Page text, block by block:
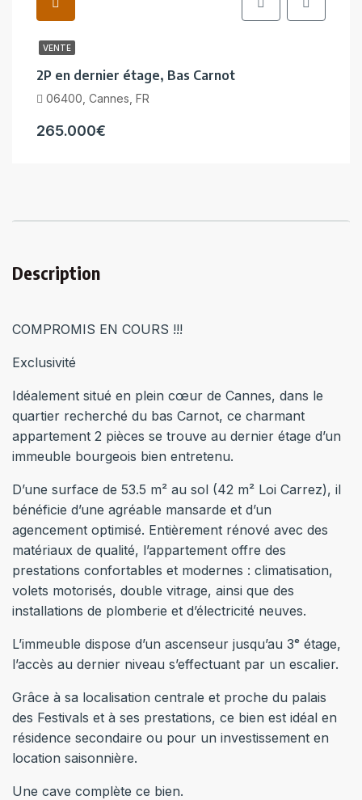
VENTE
2P en dernier étage, Bas Carnot
06400, Cannes, FR
265.000€
Description
COMPROMIS EN COURS !!!
Exclusivité
Idéalement situé en plein cœur de Cannes, dans le
quartier recherché du bas Carnot, ce charmant
appartement 2 pièces se trouve au dernier étage d’un
immeuble bourgeois bien entretenu.
D’une surface de 53.5 m² au sol (42 m² Loi Carrez), il
bénéficie d’une agréable mansarde et d’un
agencement optimisé. Entièrement rénové avec des
matériaux de qualité, l’appartement offre des
prestations confortables et modernes : climatisation,
volets motorisés, double vitrage, ainsi que des
installations de plomberie et d’électricité neuves.
L’immeuble dispose d’un ascenseur jusqu’au 3ᵉ étage,
l’accès au dernier niveau s’effectuant par un escalier.
Grâce à sa localisation centrale et proche du palais
des Festivals et à ses prestations, ce bien est idéal en
résidence secondaire ou pour un investissement en
location saisonnière.
Une cave complète ce bien.